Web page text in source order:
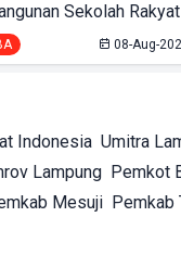
Sekolah Rakyat
08-Aug-
Indonesia Umitra
Lampung Pemkot
Mesuji Pemkab